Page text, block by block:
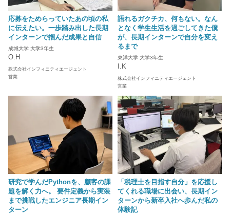
応募をためらっていたあの頃の私
に伝えたい。一歩踏み出した長期
インターンで掴んだ成果と自信
成城大学 大学3年生
O.H
株式会社インフィニティエージェント
営業
語れるガクチカ、何もない。なん
となく学生生活を過ごしてきた僕
が、長期インターンで自分を変え
るまで
東洋大学 大学3年生
I.K
株式会社インフィニティエージェント
営業
研究で学んだPythonを、顧客の課
題を解く力へ。 要件定義から実装
まで挑戦したエンジニア長期イン
ターン
「税理士を目指す自分」を応援し
てくれる職場に出会い、長期イン
ターンから新卒入社へ歩んだ私の
体験記